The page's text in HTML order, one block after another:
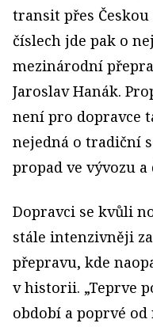
transit přes
číslech jde pak o
mezinárodní
Jaroslav Hanák.
není pro dopravce
nejedná o tradiční
propad ve vývozu a
Dopravci se kvůli
stále intenzivněji
přepravu, kde
v historii. „Teprve
období a poprvé